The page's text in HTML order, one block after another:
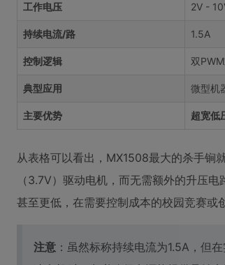
工作电压 2V -
持续电流/路 1.5A
控制逻辑 双
典型应用 微型机
主要优势 超宽低
从表格可以看出，MX1508最大的杀手锏
（3.7V）驱动电机，而无需额外的升压
甚至更低，在需要控制成本的校园竞赛或
注意 ：虽然标称持续电流为1.5A，但